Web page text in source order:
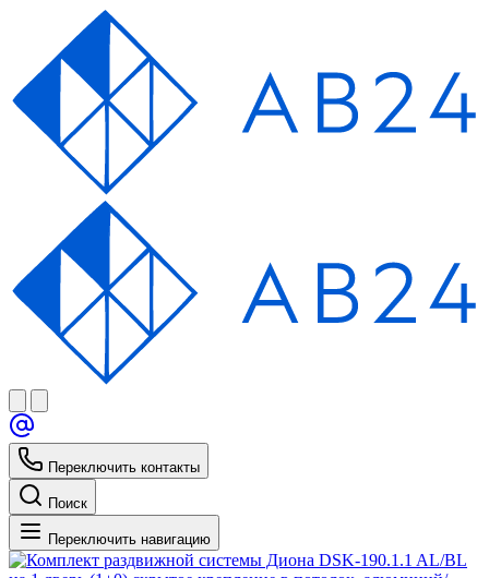
Переключить контакты
Поиск
Переключить навигацию